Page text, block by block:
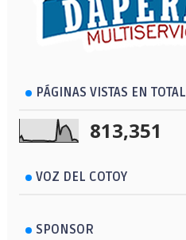
PÁGINAS VISTAS EN TOTAL
813,351
VOZ DEL COTOY
SPONSOR